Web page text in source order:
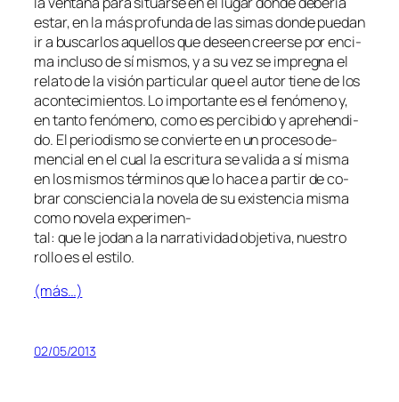
es­tar, en la más pro­fun­da de las si­mas don­de pue­dan
ir a bus­car­los aque­llos que deseen creer­se por en­ci­
ma in­clu­so de sí mis­mos, y a su vez se im­preg­na el
re­la­to de la vi­sión par­ti­cu­lar que el au­tor tie­ne de los
acon­te­ci­mien­tos. Lo im­por­tan­te es el fe­nó­meno y,
en tan­to fe­nó­meno, co­mo es per­ci­bi­do y aprehen­di­
do. El pe­rio­dis­mo se con­vier­te en un pro­ce­so de­
men­cial en el cual la es­cri­tu­ra se va­li­da a sí mis­ma
en los mis­mos tér­mi­nos que lo ha­ce a par­tir de co­
brar cons­cien­cia la no­ve­la de su exis­ten­cia mis­ma
co­mono­ve­la ex­pe­ri­men­
tal: que le jo­dan a la na­rra­ti­vi­dad ob­je­ti­va, nues­tro
ro­llo es el estilo.
(más…)
02/05/2013